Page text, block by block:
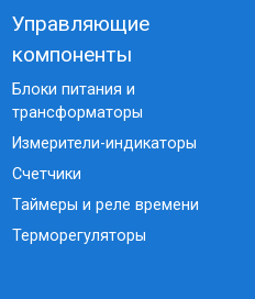
Управляющие
компоненты
Блоки питания и
трансформаторы
Измерители-индикаторы
Счетчики
Таймеры и реле времени
Терморегуляторы